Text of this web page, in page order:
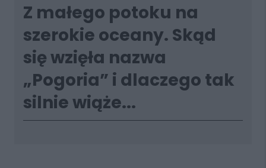
Z małego potoku na
szerokie oceany. Skąd
się wzięła nazwa
„Pogoria” i dlaczego tak
silnie wiąże...